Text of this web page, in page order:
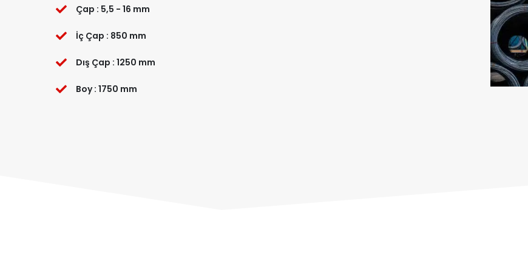
Çap : 5,5 - 16 mm
İç Çap : 850 mm
Dış Çap : 1250 mm
Boy : 1750 mm